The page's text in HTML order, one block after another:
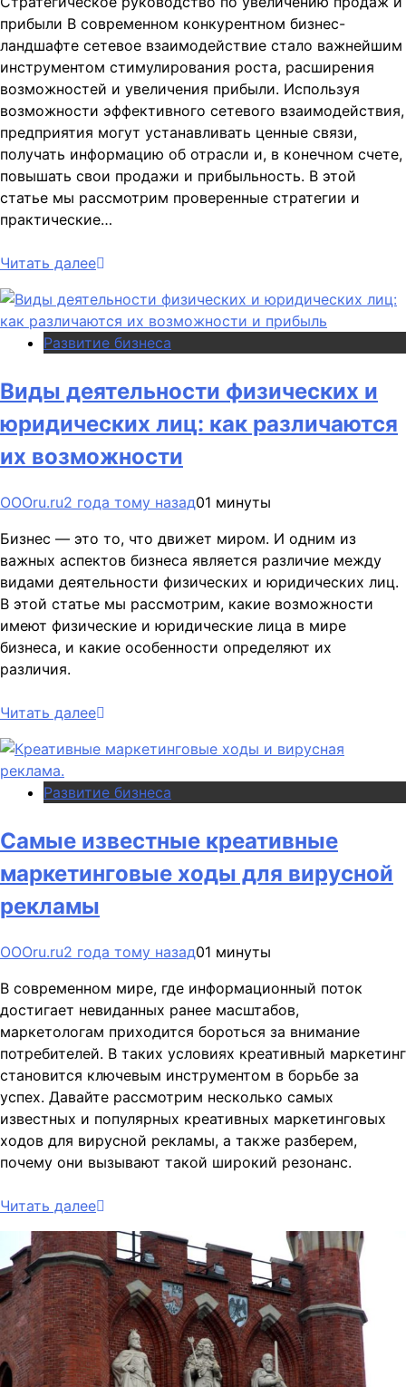
прибыли В современном конкурентном бизнес-
ландшафте сетевое взаимодействие стало важнейшим
инструментом стимулирования роста, расширения
возможностей и увеличения прибыли. Используя
возможности эффективного сетевого взаимодействия,
предприятия могут устанавливать ценные связи,
получать информацию об отрасли и, в конечном счете,
повышать свои продажи и прибыльность. В этой
статье мы рассмотрим проверенные стратегии и
практические…
Читать далее
Развитие бизнеса
Виды деятельности физических и
юридических лиц: как различаются
их возможности
OOOru.ru2 года тому назад01 минуты
Бизнес — это то, что движет миром. И одним из
важных аспектов бизнеса является различие между
видами деятельности физических и юридических лиц.
В этой статье мы рассмотрим, какие возможности
имеют физические и юридические лица в мире
бизнеса, и какие особенности определяют их
различия.
Читать далее
Развитие бизнеса
Самые известные креативные
маркетинговые ходы для вирусной
рекламы
OOOru.ru2 года тому назад01 минуты
В современном мире, где информационный поток
достигает невиданных ранее масштабов,
маркетологам приходится бороться за внимание
потребителей. В таких условиях креативный маркетинг
становится ключевым инструментом в борьбе за
успех. Давайте рассмотрим несколько самых
известных и популярных креативных маркетинговых
ходов для вирусной рекламы, а также разберем,
почему они вызывают такой широкий резонанс.
Читать далее